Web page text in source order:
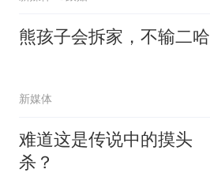
熊孩子会拆家，不输二哈
新媒体
难道这是传说中的摸头
杀？